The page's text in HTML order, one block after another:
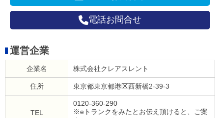
電話お問合せ
運営企業
企業名 株式会社クレアスレント
住所 東京都東京都港区西新橋2-39-3
TEL
0120-360-290
※eトランクをみたとお伝え頂けると、ご案